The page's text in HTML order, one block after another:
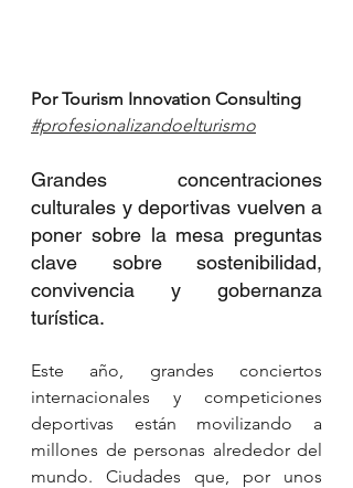
Por Tourism Innovation Consulting
#profesionalizandoelturismo
Grandes concentraciones
culturales y deportivas vuelven a
poner sobre la mesa preguntas
clave sobre sostenibilidad,
convivencia y gobernanza
turística.
Este año, grandes conciertos
internacionales y competiciones
deportivas están movilizando a
millones de personas alrededor del
mundo. Ciudades que, por unos